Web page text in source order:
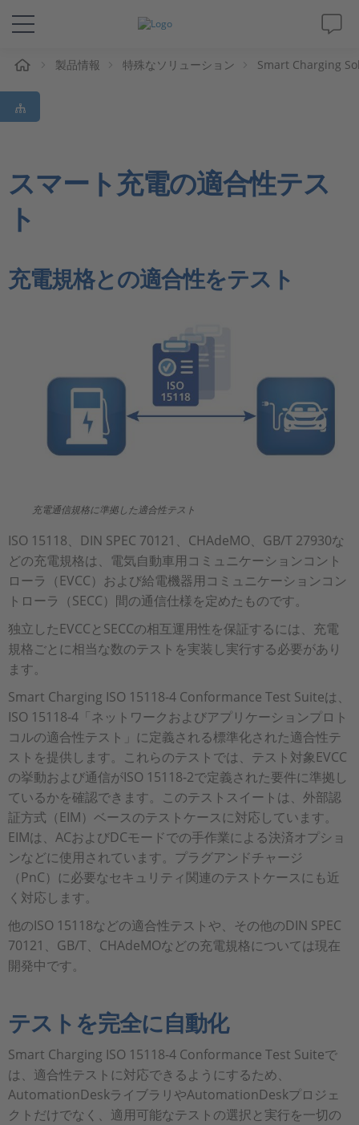
ソリューションと製品
サポート
Magazine
製品情報 特殊なソリューション Smart Charging
スマート充電の適合性テス
ト
充電規格との適合性をテスト
充電通信規格に準拠した適合性テスト
ISO 15118、DIN SPEC 70121、CHAdeMO、GB/T 27930な
どの充電規格は、電気自動車用コミュニケーションコント
ローラ（EVCC）および給電機器用コミュニケーションコン
トローラ（SECC）間の通信仕様を定めたものです。
独立したEVCCとSECCの相互運用性を保証するには、充電
規格ごとに相当な数のテストを実装し実行する必要があり
ます。
Smart Charging ISO 15118-4 Conformance Test Suiteは、
ISO 15118-4「ネットワークおよびアプリケーションプロト
コルの適合性テスト」に定義される標準化された適合性テ
ストを提供します。これらのテストでは、テスト対象EVCC
の挙動および通信がISO 15118-2で定義された要件に準拠し
ているかを確認できます。このテストスイートは、外部認
証方式（EIM）ベースのテストケースに対応しています。
EIMは、ACおよびDCモードでの手作業による決済オプショ
ンなどに使用されています。プラグアンドチャージ
（PnC）に必要なセキュリティ関連のテストケースにも近
く対応します。
他のISO 15118などの適合性テストや、その他のDIN SPEC
70121、GB/T、CHAdeMOなどの充電規格については現在
開発中です。
テストを完全に自動化
Smart Charging ISO 15118-4 Conformance Test Suiteで
は、適合性テストに対応できるようにするため、
AutomationDeskライブラリやAutomationDeskプロジェ
クトだけでなく、適用可能なテストの選択と実行を一切の